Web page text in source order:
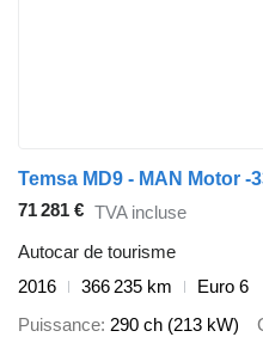
Temsa MD9 - MAN Motor -
71 281 € TVA incluse
Autocar de tourisme
2016
366 235 km
Euro 6
Puissance 290 ch (213 kW)